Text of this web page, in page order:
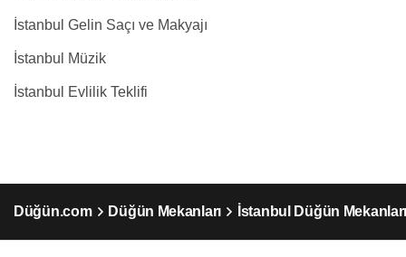
İstanbul Gelin Saçı ve Makyajı
İstanbul Müzik
İstanbul Evlilik Teklifi
Düğün.com Düğün Mekanları İstanbul Düğün